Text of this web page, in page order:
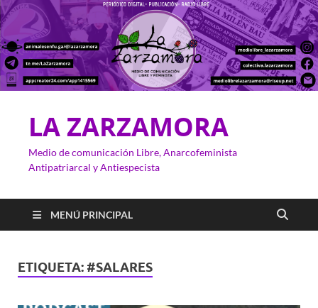
LA ZARZAMORA
Medio de comunicación Libre, Anarcofeminista
Antipatriarcal y Antiespecista
MENÚ PRINCIPAL
ETIQUETA: #SALARES